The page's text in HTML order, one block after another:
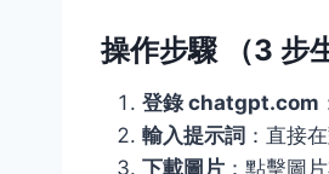
操作步驟 （3 步
登錄 chatgpt.com
輸入提示詞 ：直接
下載圖片 ：點擊圖